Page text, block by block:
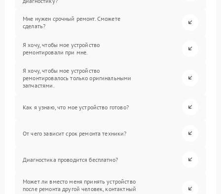
Мне нужен срочный ремонт. Сможете
сделать?
Я хочу, чтобы мое устройство
ремонтировали при мне.
Я хочу, чтобы мое устройство
ремонтировалось только оригинальными
запчастями.
Как я узнаю, что мое устройство готово?
От чего зависит срок ремонта техники?
Диагностика проводится бесплатно?
Может ли вместо меня принять устройство
после ремонта другой человек, контактный